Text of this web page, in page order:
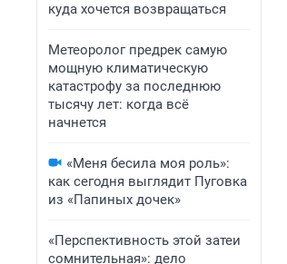
куда хочется возвращаться
Метеоролог предрек самую
мощную климатическую
катастрофу за последнюю
тысячу лет: когда всё
начнется
«Меня бесила моя роль»:
как сегодня выглядит Пуговка
из «Папиных дочек»
«Перспективность этой затеи
сомнительная»: дело